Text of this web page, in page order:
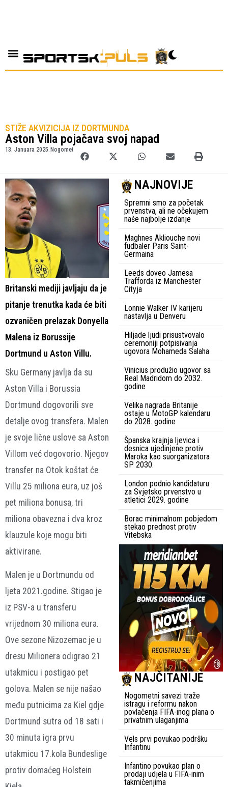
STIŽE AKVIZICIJA IZ DORTMUNDA
Aston Villa pojačava svoj napad
13. Januara 2025. Nogomet
Britanski mediji javljaju da je
pitanje trenutka kada će biti
ozvaničen prelazak Donyella
Malena iz Borussije
Dortmund u Aston Villu.
Sku Germany javlja da su
Aston Villa i Borussia
Dortmund dogovorili sve
detalje ovog transfera. Malen
je svoje lične uslove sa Aston
Villom već dogovorio. Njegov
transfer na Otok koštat će
Villu 25 miliona eura, uz još
pet miliona bonusa, tri
miliona obavezna i dva kroz
klauzule koje mogu biti
aktivirane.
Malen je u Dortmundu od
ljeta 2021.godine. Stigao je
iz PSV-a u transferu
vrijednom 30 miliona eura.
Ove sezone Nizozemac je u
dresu Milionera odigrao 21
utakmicu i postigao pet
golova. Malen se nije našao
među putnicima za Kiel gdje
Dortmund sutra od 18 sati i
30 minuta igra prvu
utakmicu 17.kola Bundeslige
protiv domaćeg Holstein
NAJNOVIJE
Spremni smo za početak
prvenstva, ali ne očekujem
naše najbolje izdanje
Maghnes Akliouche novi
fudbaler Paris Saint-
Germaina
Leeds doveo Jamesa
Trafforda iz Manchester
Cityja
Lonnie Walker IV karijeru
nastavlja u Denveru
Hiljade ljudi prisustvovalo
ceremoniji potpisivanja
ugovora Mohameda Salaha
Vinicius produžio ugovor sa
Real Madridom do 2032.
godine
Velika nagrada Britanije
ostaje u MotoGP kalendaru
do 2028. godine
Španska krajnja ljevica i
desnica ujedinjene protiv
Maroka kao suorganizatora
SP 2030.
London podnio kandidaturu
za Svjetsko prvenstvo u
atletici 2029. godine
Borac minimalnom pobjedom
stekao prednost protiv
Vitebska
NAJČITANIJE
Nogometni savezi traže
istragu i reformu nakon
povlačenja FIFA-inog plana o
privatnim ulaganjima
Vels prvi povukao podršku
Infantinu
Infantino povukao plan o
prodaji udjela u FIFA-inim
takmičenjima